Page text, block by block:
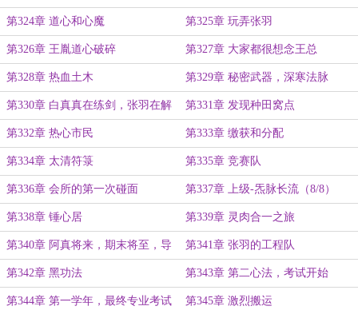
第324章 道心和心魔 第325章 玩弄张羽
第326章 王胤道心破碎 第327章 大家都很想念王总
第328章 热血土木 第329章 秘密武器，深寒法脉
第330章 白真真在练剑，张羽在解
冻
第331章 发现种田窝点
第332章 热心市民 第333章 缴获和分配
第334章 太清符箓 第335章 竞赛队
第336章 会所的第一次碰面 第337章 上级-炁脉长流（8/8）
第338章 锤心居 第339章 灵肉合一之旅
第340章 阿真将来，期末将至，导
师选择
第341章 张羽的工程队
第342章 黑功法 第343章 第二心法，考试开始
第344章 第一学年，最终专业考试 第345章 激烈搬运